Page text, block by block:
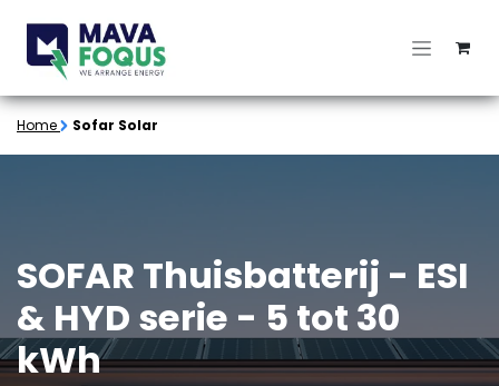
Home Sofar Solar
SOFAR Thuisbatterij - ESI
& HYD serie - 5 tot 30
kWh